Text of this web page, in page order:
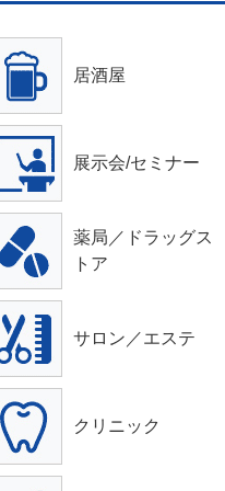
居酒屋
展示会/セミナー
薬局／ドラッグス
トア
サロン／エステ
クリニック